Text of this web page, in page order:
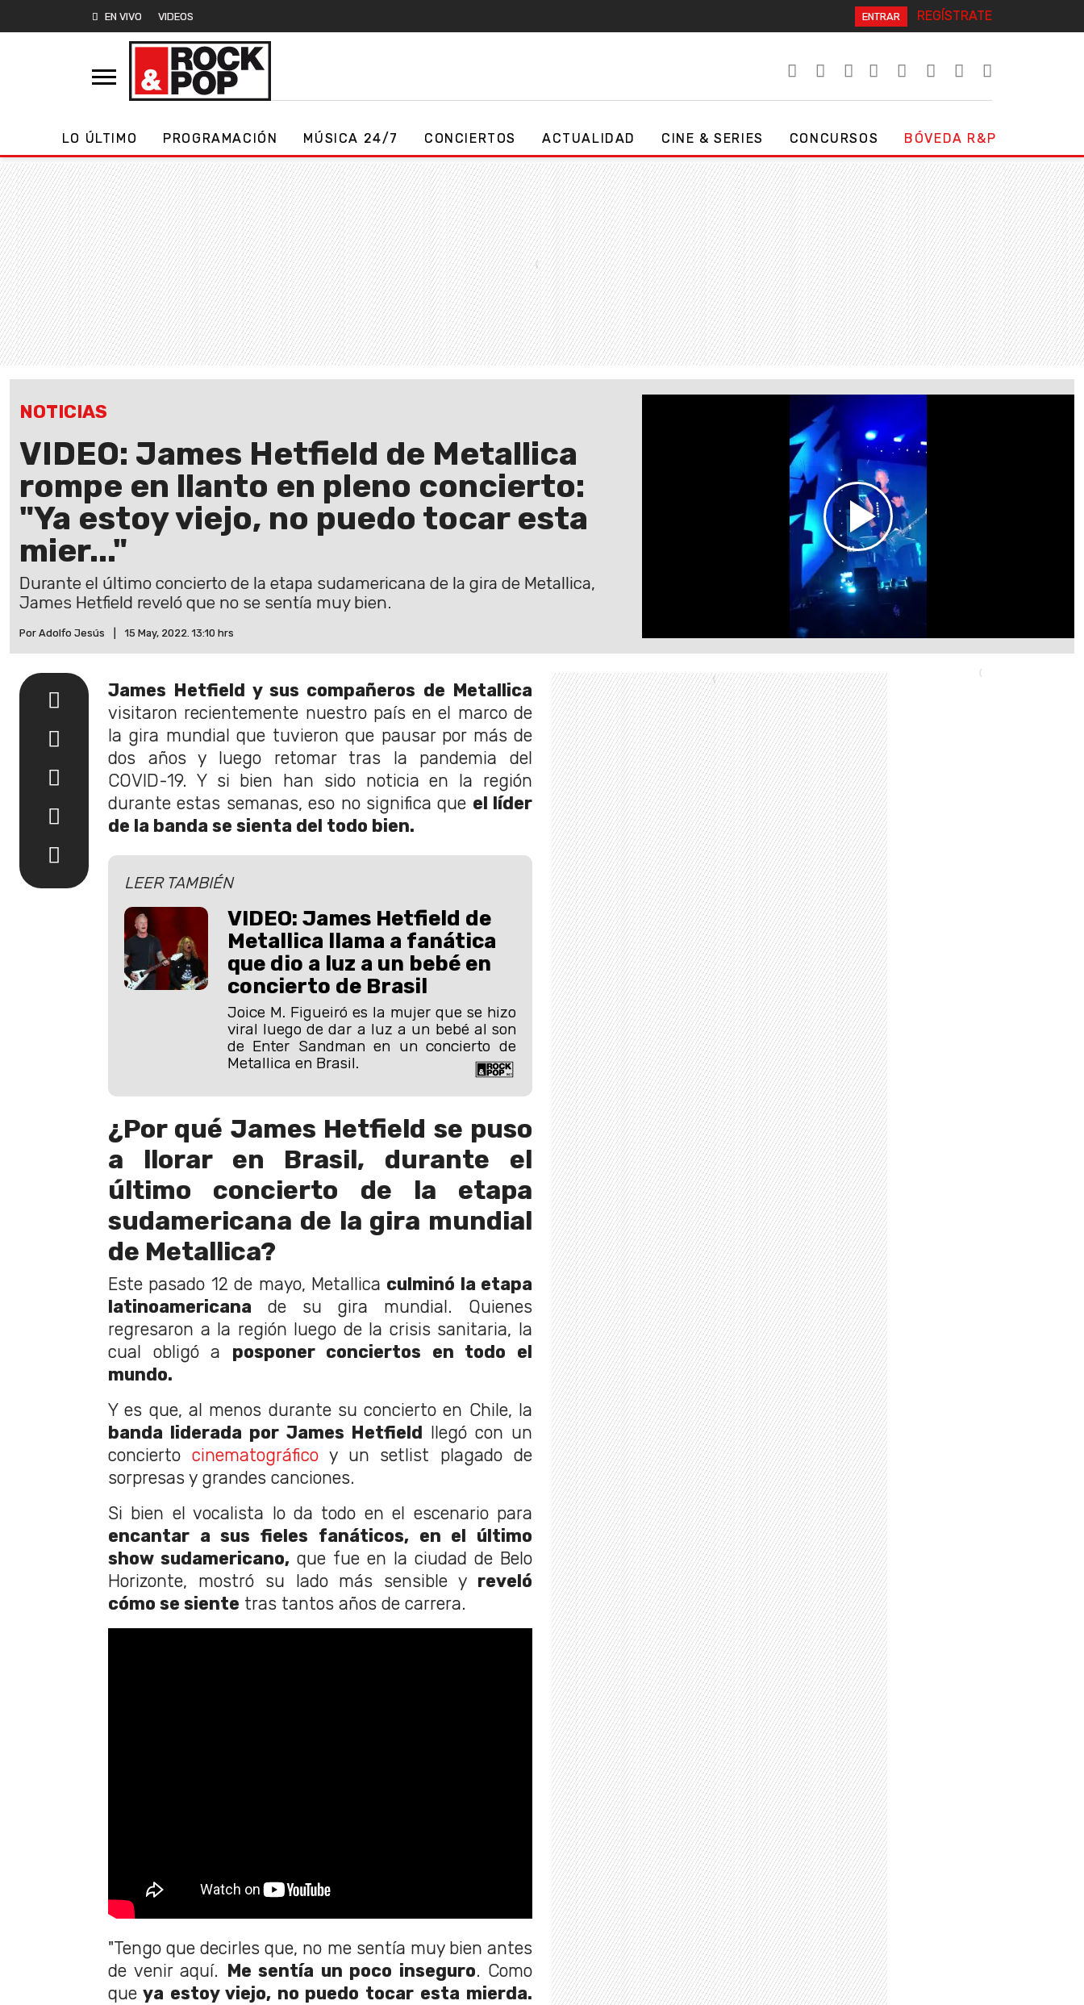
EN VIVO VIDEOS ENTRAR REGÍSTRATE
LO ÚLTIMO PROGRAMACIÓN MÚSICA 24/7 CONCIERTOS ACTUALIDAD CINE & SERIES CONCURSOS BÓVEDA R&P
NOTICIAS
VIDEO: James Hetfield de Metallica
rompe en llanto en pleno concierto:
"Ya estoy viejo, no puedo tocar esta
mier..."
Durante el último concierto de la etapa sudamericana de la gira de Metallica,
James Hetfield reveló que no se sentía muy bien.
Por Adolfo Jesús 15 May, 2022. 13:10 hrs
James Hetfield y sus compañeros de Metallica
visitaron recientemente nuestro país en el marco de
la gira mundial que tuvieron que pausar por más de
dos años y luego retomar tras la pandemia del
COVID-19. Y si bien han sido noticia en la región
durante estas semanas, eso no significa que el líder
de la banda se sienta del todo bien.
LEER TAMBIÉN
VIDEO: James Hetfield de
Metallica llama a fanática
que dio a luz a un bebé en
concierto de Brasil
Joice M. Figueiró es la mujer que se hizo
viral luego de dar a luz a un bebé al son
de Enter Sandman en un concierto de
Metallica en Brasil.
¿Por qué James Hetfield se puso
a llorar en Brasil, durante el
último concierto de la etapa
sudamericana de la gira mundial
de Metallica?
Este pasado 12 de mayo, Metallica culminó la etapa
latinoamericana de su gira mundial. Quienes
regresaron a la región luego de la crisis sanitaria, la
cual obligó a posponer conciertos en todo el
mundo.
Y es que, al menos durante su concierto en Chile, la
banda liderada por James Hetfield llegó con un
concierto cinematográficoy un setlist plagado de
sorpresas y grandes canciones.
Si bien el vocalista lo da todo en el escenario para
encantar a sus fieles fanáticos, en el último
show sudamericano, que fue en la ciudad de Belo
Horizonte, mostró su lado más sensible y reveló
cómo se siente tras tantos años de carrera.
"Tengo que decirles que, no me sentía muy bien antes
de venir aquí. Me sentía un poco inseguro. Como
que ya estoy viejo, no puedo tocar esta mierda.